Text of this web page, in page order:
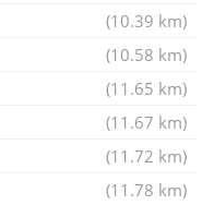
(10.39 km)
(10.58 km)
(11.65 km)
(11.67 km)
(11.72 km)
(11.78 km)